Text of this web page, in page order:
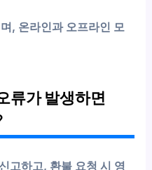
, 온라인과 오프라인 모
류가 발생하면
고하고, 환불 요청 시 영